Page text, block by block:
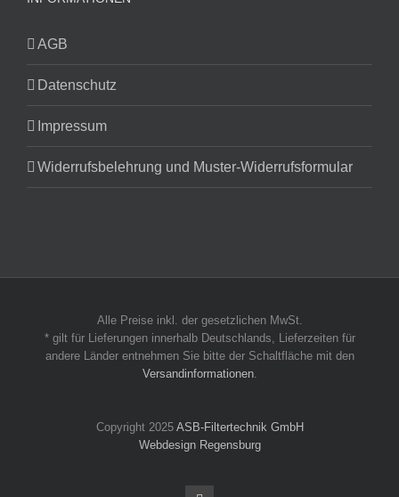
AGB
Datenschutz
Impressum
Widerrufsbelehrung und Muster-Widerrufsformular
Alle Preise inkl. der gesetzlichen MwSt.
* gilt für Lieferungen innerhalb Deutschlands, Lieferzeiten für
andere Länder entnehmen Sie bitte der Schaltfläche mit den
Versandinformationen.
Copyright 2025 ASB-Filtertechnik GmbH
Webdesign Regensburg